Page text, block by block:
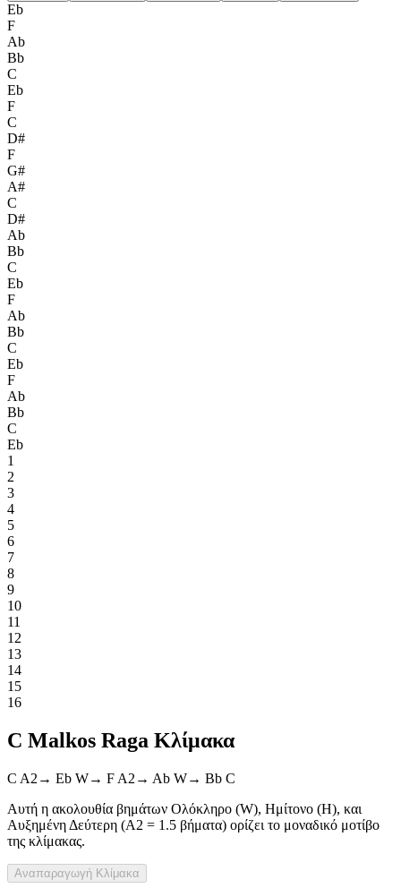
Eb
F
Ab
Bb
C
Eb
F
C
D#
F
G#
A#
C
D#
Ab
Bb
C
Eb
F
Ab
Bb
C
Eb
F
Ab
Bb
C
Eb
1
2
3
4
5
6
7
8
9
10
11
12
13
14
15
16
C Malkos Raga Κλίμακα
C A2 → Eb W→ F A2 → Ab W→ Bb C
Αυτή η ακολουθία βημάτων Ολόκληρο (W), Ημίτονο (H), και
Αυξημένη Δεύτερη (A2 = 1.5 βήματα) ορίζει το μοναδικό μοτίβο
της κλίμακας.
Αναπαραγωγή Κλίμακα